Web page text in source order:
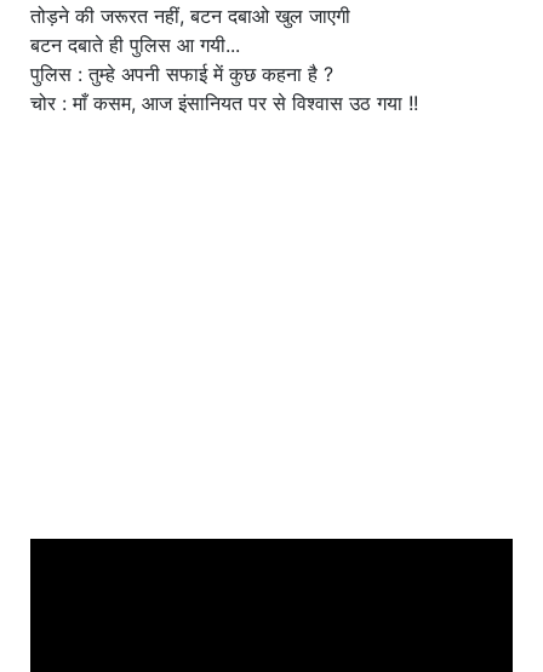
तोड़ने की जरूरत नहीं, बटन दबाओ खुल जाएगी
बटन दबाते ही पुलिस आ गयी...
पुलिस : तुम्हे अपनी सफाई में कुछ कहना है ?
चोर : माँ कसम, आज इंसानियत पर से विश्वास उठ गया !!